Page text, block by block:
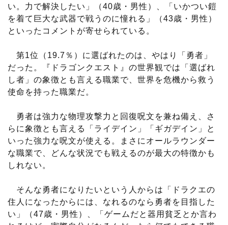
い。力で解決したい」（40歳・男性）、「いかつい鎧
を着て巨大な武器で戦うのに憧れる」（43歳・男性）
といったコメントが寄せられている。
第1位（19.7％）に選ばれたのは、やはり「勇者」
だった。『ドラゴンクエスト』の世界観では「選ばれ
し者」の象徴とも言える職業で、世界を危機から救う
使命を持った職業だ。
勇者は強力な物理攻撃力と回復呪文を兼ね備え、さ
らに象徴とも言える「ライデイン」「ギガデイン」と
いった強力な呪文が使える。まさにオールラウンダー
な職業で、どんな状況でも戦えるのが最大の特徴かも
しれない。
そんな勇者になりたいという人からは「ドラクエの
住人になったからには、なれるのなら勇者を目指した
い」（47歳・男性）、「ゲームだと器用貧乏とか言わ